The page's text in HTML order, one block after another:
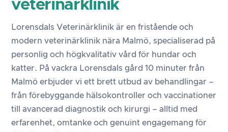
veterinärklinik
Lorensdals Veterinärklinik är en fristående och
modern veterinärklinik nära Malmö, specialiserad på
personlig och högkvalitativ vård för hundar och
katter. På vackra Lorensdals gård 10 minuter från
Malmö erbjuder vi ett brett utbud av behandlingar –
från förebyggande hälsokontroller och vaccinationer
till avancerad diagnostik och kirurgi – alltid med
erfarenhet, omtanke och genuint engagemang för